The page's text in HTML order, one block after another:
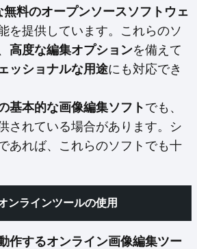
料のオープンソースソフトウェ
を提供しています。これらのソ
高度な編集オプションを備えて
ッショナルな用途にも対応でき
基本的な画像編集ソフト でも、
されている場合があります。シ
あれば、これらのソフトでも十
ンラインツールの使用
作するオンライン画像編集ツー